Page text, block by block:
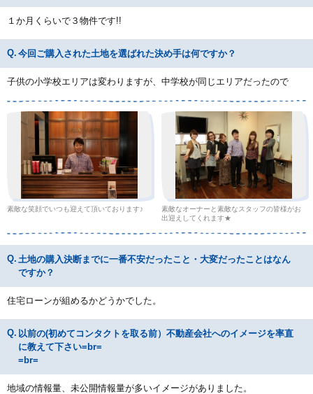
１か月くらいで３物件です!!
今回ご購入された土地を選ばれた決め手は何ですか？
子供の小学校エリアは変わりますが、中学校が同じエリアだったので
素敵な笑顔でいつも迎えて頂いております♪
素敵なオーナーと素敵なスタッフの皆様がお
出迎えしてくれます★
土地の購入決断までに一番不安だったこと・大変だったことはなん
ですか？
住宅ローンが組めるかどうかでした。
以前の(初めてコンタクトを取る前）不動産会社へのイメージを率直
に教えて下さい=br=
=br=
地域の情報量、未公開情報量が多いイメージがありました。